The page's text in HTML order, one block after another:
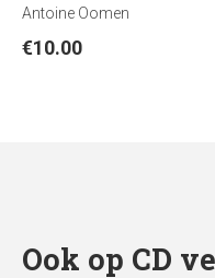
Antoine Oomen
€10.00
Ook op CD